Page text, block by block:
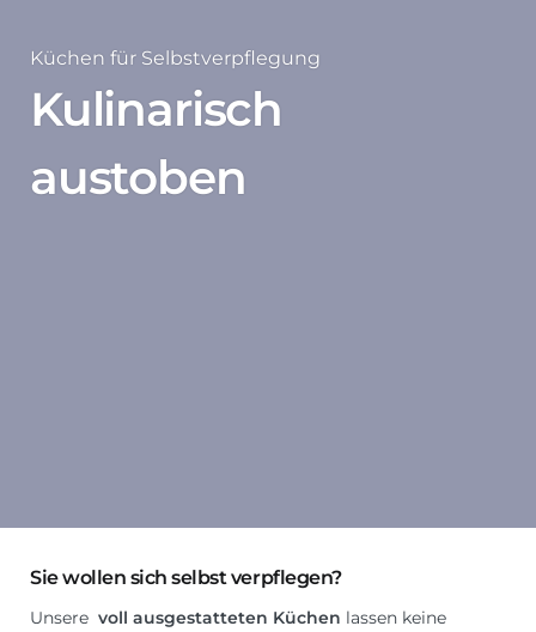
Küchen für Selbstverpflegung
Kulinarisch
austoben
Sie wollen sich selbst verpflegen?
Unsere voll ausgestatteten Küchen lassen keine